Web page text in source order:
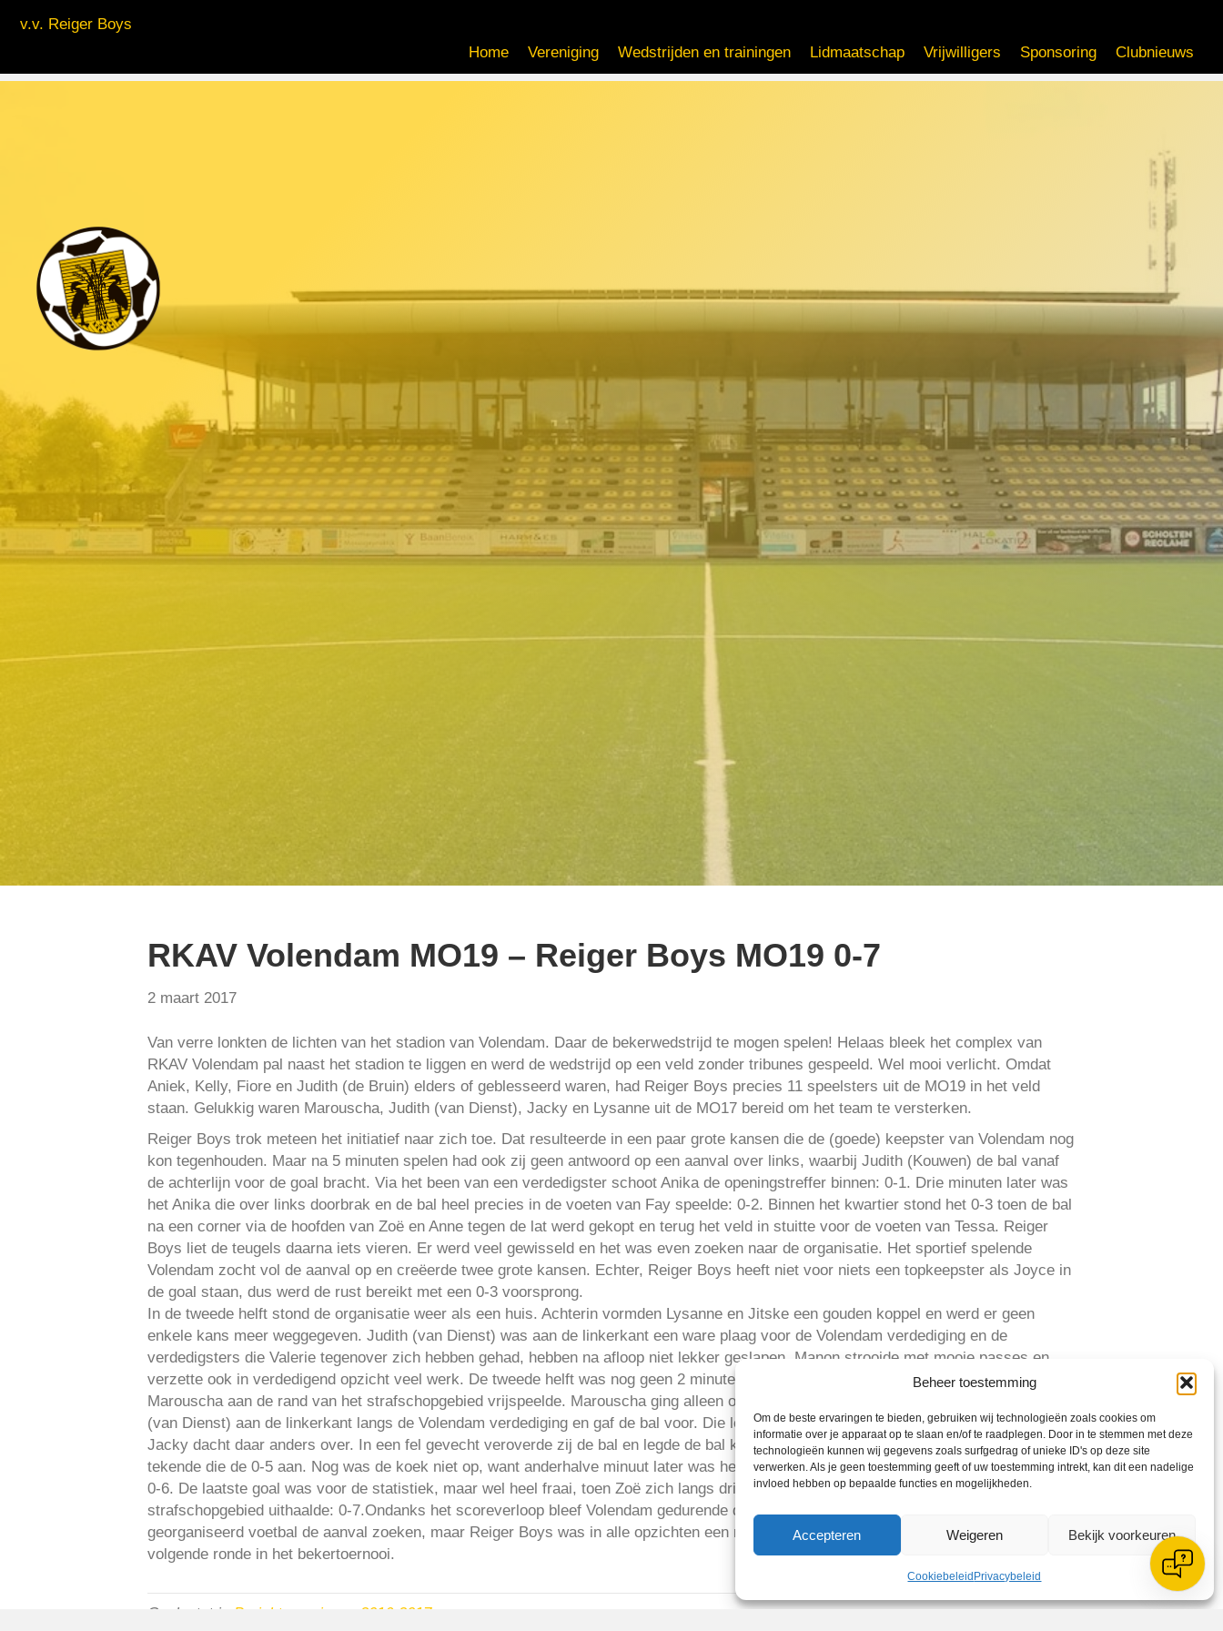
Beheer toestemming
Om de beste ervaringen te bieden, gebruiken wij technologieën zoals cookies om
informatie over je apparaat op te slaan en/of te raadplegen. Door in te stemmen met deze
technologieën kunnen wij gegevens zoals surfgedrag of unieke ID's op deze site
verwerken. Als je geen toestemming geeft of uw toestemming intrekt, kan dit een nadelige
invloed hebben op bepaalde functies en mogelijkheden.
Accepteren Weigeren Bekijk voorkeuren
Cookiebeleid Privacybeleid
v.v. Reiger Boys
Home
Vereniging Wedstrijden en trainingen Lidmaatschap Vrijwilligers Sponsoring Clubnieuws
RKAV Volendam MO19 – Reiger Boys MO19 0-7
2 maart 2017
Van verre lonkten de lichten van het stadion van Volendam. Daar de bekerwedstrijd te mogen spelen! Helaas bleek het complex van
RKAV Volendam pal naast het stadion te liggen en werd de wedstrijd op een veld zonder tribunes gespeeld. Wel mooi verlicht. Omdat
Aniek, Kelly, Fiore en Judith (de Bruin) elders of geblesseerd waren, had Reiger Boys precies 11 speelsters uit de MO19 in het veld
staan. Gelukkig waren Marouscha, Judith (van Dienst), Jacky en Lysanne uit de MO17 bereid om het team te versterken.
Reiger Boys trok meteen het initiatief naar zich toe. Dat resulteerde in een paar grote kansen die de (goede) keepster van Volendam nog
kon tegenhouden. Maar na 5 minuten spelen had ook zij geen antwoord op een aanval over links, waarbij Judith (Kouwen) de bal vanaf
de achterlijn voor de goal bracht. Via het been van een verdedigster schoot Anika de openingstreffer binnen: 0-1. Drie minuten later was
het Anika die over links doorbrak en de bal heel precies in de voeten van Fay speelde: 0-2. Binnen het kwartier stond het 0-3 toen de bal
na een corner via de hoofden van Zoë en Anne tegen de lat werd gekopt en terug het veld in stuitte voor de voeten van Tessa. Reiger
Boys liet de teugels daarna iets vieren. Er werd veel gewisseld en het was even zoeken naar de organisatie. Het sportief spelende
Volendam zocht vol de aanval op en creëerde twee grote kansen. Echter, Reiger Boys heeft niet voor niets een topkeepster als Joyce in
de goal staan, dus werd de rust bereikt met een 0-3 voorsprong.
In de tweede helft stond de organisatie weer als een huis. Achterin vormden Lysanne en Jitske een gouden koppel en werd er geen
enkele kans meer weggegeven. Judith (van Dienst) was aan de linkerkant een ware plaag voor de Volendam verdediging en de
verdedigsters die Valerie tegenover zich hebben gehad, hebben na afloop niet lekker geslapen. Manon strooide met mooie passes en
verzette ook in verdedigend opzicht veel werk. De tweede helft was nog geen 2 minuten oud toen Ashley met de buitenkant rechts
Marouscha aan de rand van het strafschopgebied vrijspeelde. Marouscha ging alleen op de keepster af: 0-4. Korte tijd later flitste Judith
(van Dienst) aan de linkerkant langs de Volendam verdediging en gaf de bal voor. Die leek langs alles en iedereen heen te gaan, maar
Jacky dacht daar anders over. In een fel gevecht veroverde zij de bal en legde de bal klaar voor Anne. Met een verwoestend schot
tekende die de 0-5 aan. Nog was de koek niet op, want anderhalve minuut later was het Jacky die van grote afstand het net deed bollen:
0-6. De laatste goal was voor de statistiek, maar wel heel fraai, toen Zoë zich langs drie tegenstandsters ‘frommelde’ en van buiten het
strafschopgebied uithaalde: 0-7.Ondanks het scoreverloop bleef Volendam gedurende de hele wedstrijd met veel inzet en met goed
georganiseerd voetbal de aanval zoeken, maar Reiger Boys was in alle opzichten een maatje te groot en is daarmee door naar de
volgende ronde in het bekertoernooi.
Geplaatst in Berichten seizoen 2016-2017